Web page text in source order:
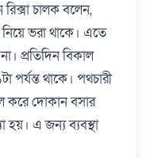
চালক বলেন,
ভরা থাকে। এতে
প্রতিদিন বিকাল
পর্যন্ত থাকে। পথচারী
করে দোকান বসার
হয়। এ জন্য ব্যবস্থা